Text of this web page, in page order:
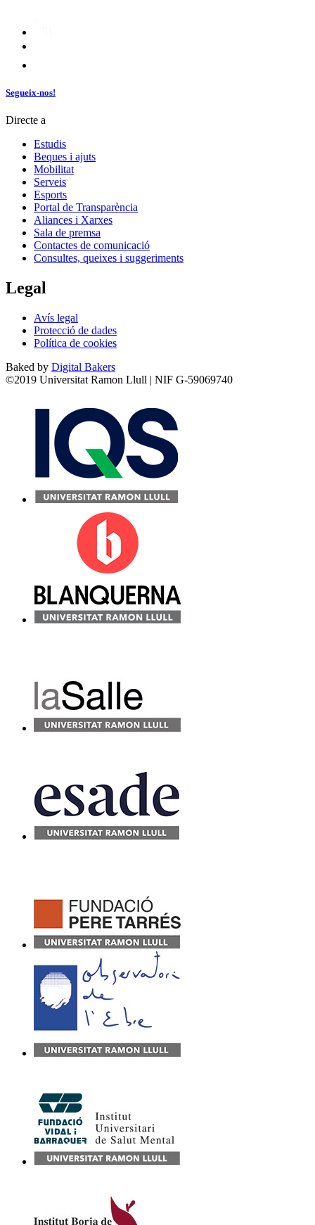
Segueix-nos!
Directe a
Estudis
Beques i ajuts
Mobilitat
Serveis
Esports
Portal de Transparència
Aliances i Xarxes
Sala de premsa
Contactes de comunicació
Consultes, queixes i suggeriments
Legal
Avís legal
Protecció de dades
Política de cookies
Baked by Digital Bakers
©2019 Universitat Ramon Llull | NIF G-59069740